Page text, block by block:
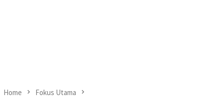
Home Fokus Utama